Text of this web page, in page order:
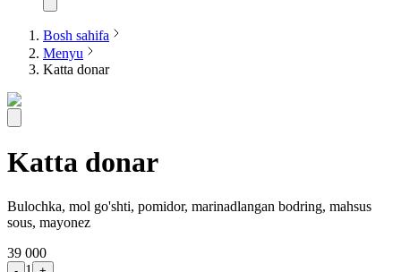
Bosh sahifa
Menyu
Katta donar
Katta donar
Bulochka, mol go'shti, pomidor, marinadlangan bodring, mahsus
sous, mayonez
39 000